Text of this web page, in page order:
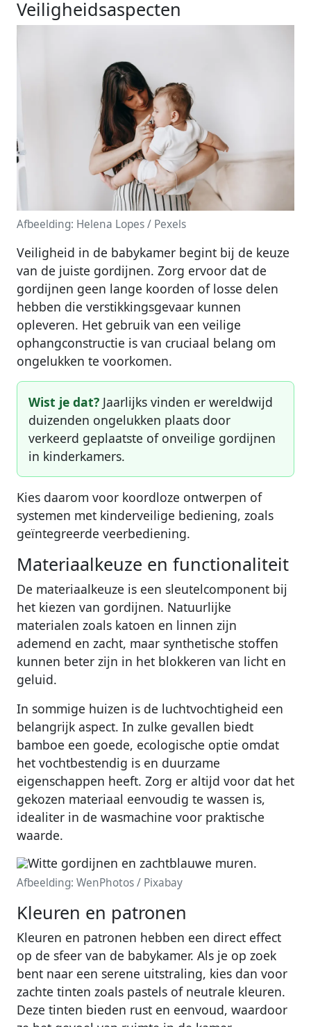
Veiligheidsaspecten
Afbeelding: Helena Lopes / Pexels
Veiligheid in de babykamer begint bij de keuze
van de juiste gordijnen. Zorg ervoor dat de
gordijnen geen lange koorden of losse delen
hebben die verstikkingsgevaar kunnen
opleveren. Het gebruik van een veilige
ophangconstructie is van cruciaal belang om
ongelukken te voorkomen.
Wist je dat? Jaarlijks vinden er wereldwijd
duizenden ongelukken plaats door
verkeerd geplaatste of onveilige gordijnen
in kinderkamers.
Kies daarom voor koordloze ontwerpen of
systemen met kinderveilige bediening, zoals
geïntegreerde veerbediening.
Materiaalkeuze en functionaliteit
De materiaalkeuze is een sleutelcomponent bij
het kiezen van gordijnen. Natuurlijke
materialen zoals katoen en linnen zijn
ademend en zacht, maar synthetische stoffen
kunnen beter zijn in het blokkeren van licht en
geluid.
In sommige huizen is de luchtvochtigheid een
belangrijk aspect. In zulke gevallen biedt
bamboe een goede, ecologische optie omdat
het vochtbestendig is en duurzame
eigenschappen heeft. Zorg er altijd voor dat het
gekozen materiaal eenvoudig te wassen is,
idealiter in de wasmachine voor praktische
waarde.
Afbeelding: WenPhotos / Pixabay
Kleuren en patronen
Kleuren en patronen hebben een direct effect
op de sfeer van de babykamer. Als je op zoek
bent naar een serene uitstraling, kies dan voor
zachte tinten zoals pastels of neutrale kleuren.
Deze tinten bieden rust en eenvoud, waardoor